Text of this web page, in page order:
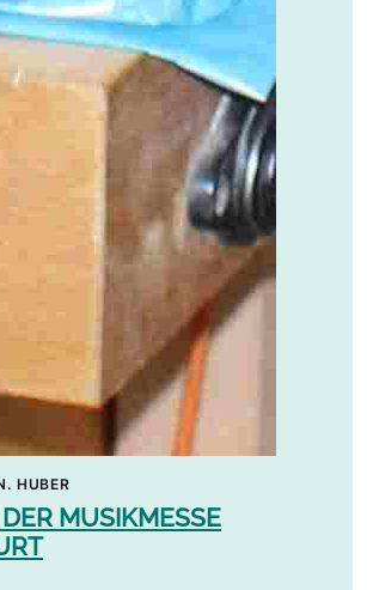
HUBER
MUSIKMESSE